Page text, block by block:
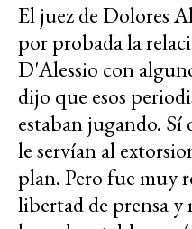
El juez de Dolores
por probada la
D'Alessio con
dijo que esos
estaban jugando. Sí
le servían al
plan. Pero fue muy
libertad de prensa y